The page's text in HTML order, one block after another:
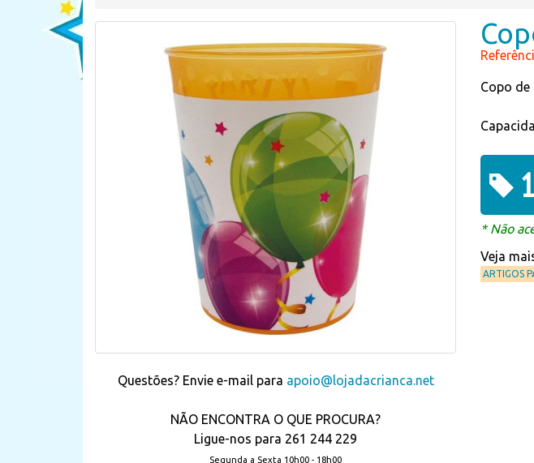
Questões? Envie e-mail para apoio@lojadacrianca.net
NÃO ENCONTRA O QUE PROCURA?
Ligue-nos para 261 244 229
Segunda a Sexta 10h00 - 18h00
Copo
* Não
Veja
ARTIGOS